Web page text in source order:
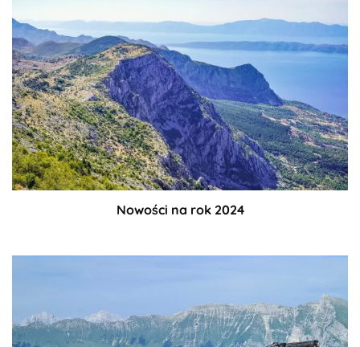
Nowości na rok 2024